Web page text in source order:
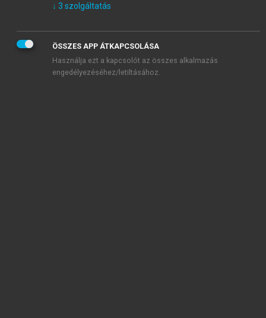
folyamatosan tart mindaddig, amíg egy fejlettebb hit
organikus korszak. Az átmenetiségnek ezt a légkörét
megerősítette a tudományos és technikai áttörések
sorozata, mely optimizmust és magabiztosságot
↓ 3 szolgáltatás
ÖSSZES APP ÁTKAPCSOLÁSA
Használja ezt a kapcsolót az összes alkalmazás
engedélyezéséhez/letiltásához.